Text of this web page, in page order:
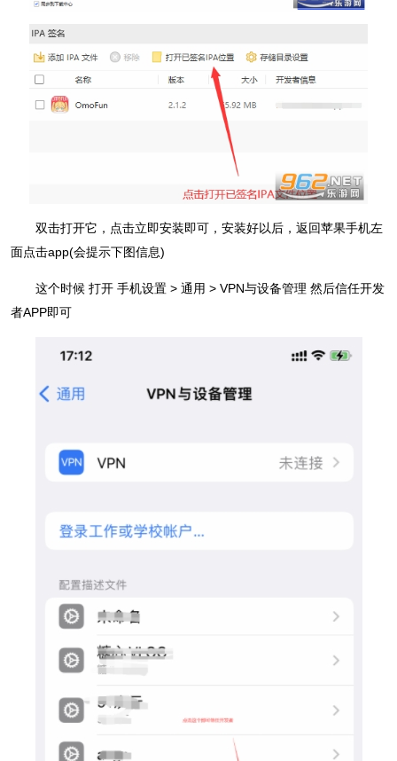
双击打开它，点击立即安装即可，安装好以后，返回苹果手机左
面点击app(会提示下图信息)
这个时候 打开 手机设置 > 通用 > VPN与设备管理 然后信任开发
者APP即可